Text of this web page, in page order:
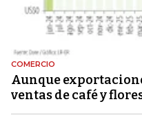
COMERCIO
Aunque
ventas de café y